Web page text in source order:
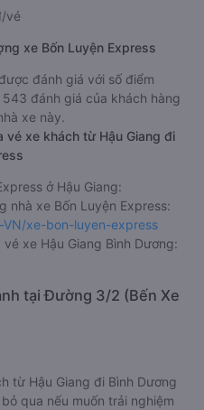
vé
xe Bốn Luyện Express
đánh giá với số điểm
đánh giá của khách hàng
xe này.
vé xe khách từ Hậu Giang đi
ở Hậu Giang:
nhà xe Bốn Luyện Express:
xe-bon-luyen-express
xe Hậu Giang Bình Dương:
tại Đường 3/2 (Bến Xe
từ Hậu Giang đi Bình Dương
qua nếu muốn trải nghiệm